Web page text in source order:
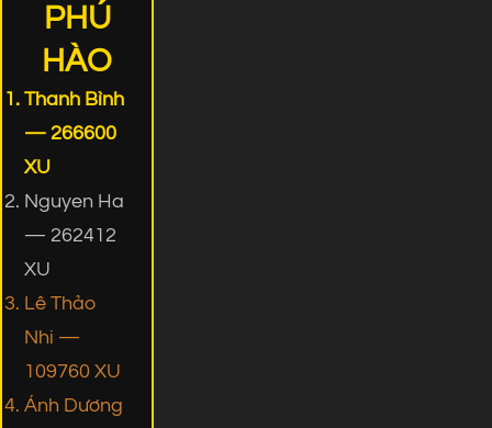
PHÚ
HÀO
Thanh Bình
— 266600
XU
Nguyen Ha
— 262412
XU
Lê Thảo
Nhi —
109760 XU
Ánh Dương